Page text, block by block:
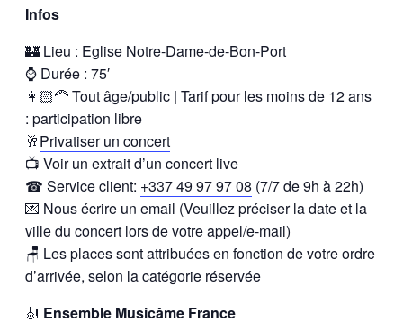
Infos
🏰 Lieu : Eglise Notre-Dame-de-Bon-Port
⌚ Durée : 75′
👩🏻‍🦰 Tout âge/public | Tarif pour les moins de 12 ans
: participation libre
🥂Privatiser un concert
📺 Voir un extrait d’un concert live
☎ Service client: +337 49 97 97 08 (7/7 de 9h à 22h)
💌 Nous écrire un email (Veuillez préciser la date et la
ville du concert lors de votre appel/e-mail)
🪑 Les places sont attribuées en fonction de votre ordre
d’arrivée, selon la catégorie réservée
🎻 Ensemble Musicâme France